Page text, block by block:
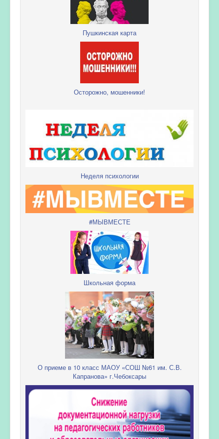
Пушкинская карта
Осторожно, мошенники!
Неделя психологии
#МЫВМЕСТЕ
Школьная форма
О приеме в 10 класс МАОУ «СОШ №61 им. С.В.
Капранова» г.Чебоксары